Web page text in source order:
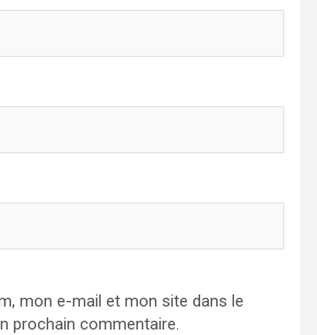
mon e-mail et mon site dans le
prochain commentaire.